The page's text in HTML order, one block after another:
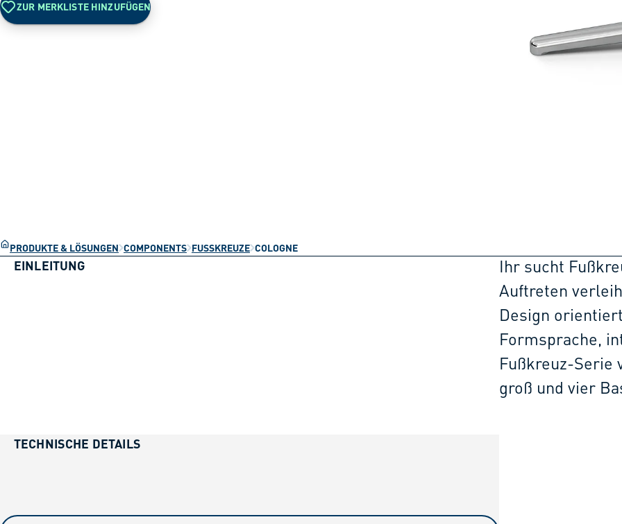
ZUR MERKLISTE HINZUFÜGEN
PRODUKTE & LÖSUNGEN COMPONENTS FUSSKREUZE COLOGNE
EINLEITUNG
Ihr sucht
Auftreten
Design
Formsprache,
Fußkreuz-Serie
groß und vier
TECHNISCHE DETAILS